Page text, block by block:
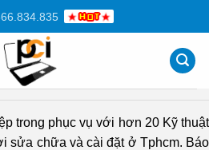
trong phục vụ với hơn 20 Kỹ thuật
sửa chữa và cài đặt ở Tphcm. Báo